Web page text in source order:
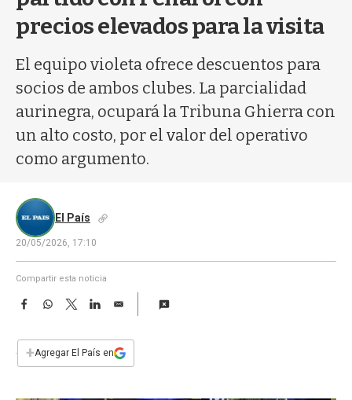
precios elevados para la visita
El equipo violeta ofrece descuentos para
socios de ambos clubes. La parcialidad
aurinegra, ocupará la Tribuna Ghierra con
un alto costo, por el valor del operativo
como argumento.
El País
20/05/2026, 17:10
Compartir esta noticia
F
e
b
W
s
T
w
t
L
E
i
l
+Agregar El País en